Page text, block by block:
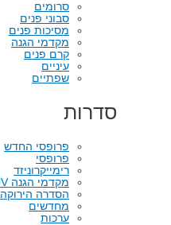
סרומים
סבוני פנים
מסיכות פנים
מקדמי הגנה
קרם פנים
עיניים
שפתיים
סדרות
פרופסי החדש
פרופסי
רימייקרוניזד
מקדמי הגנה UV+
הסדרה הירוקה
מחדשים
ערכות